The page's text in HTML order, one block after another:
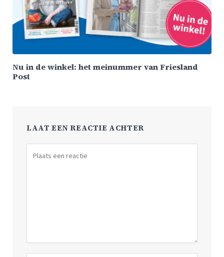
Nu in de winkel: het meinummer van Friesland
Post
LAAT EEN REACTIE ACHTER